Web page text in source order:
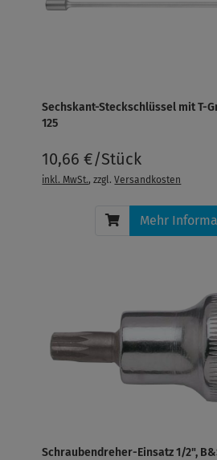
Sechskant-Steckschlüssel mit T-
125
10,66 €/Stück
inkl. MwSt., zzgl.Versandkosten
Mehr
Schraubendreher-Einsatz 1/2",